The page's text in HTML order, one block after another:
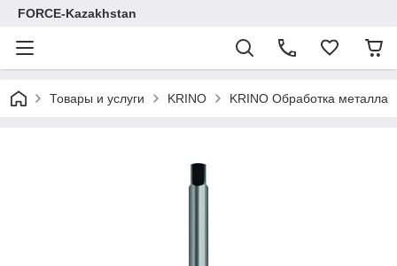
FORCE-Kazakhstan
Товары и услуги KRINO KRINO Обработка металла